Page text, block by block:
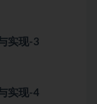
实现-3
实现-4